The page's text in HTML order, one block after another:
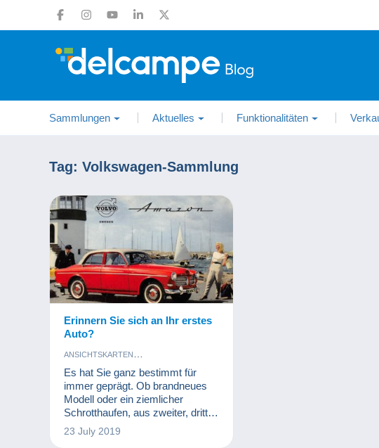
Sammlungen Aktuelles Funktionalitäten
Tag: Volkswagen-Sammlung
Erinnern Sie sich an Ihr erstes
Auto?
ANSICHTSKARTEN
MODELLBAU UND MODELLTECHNIK
SPIELZEUG
Es hat Sie ganz bestimmt für
immer geprägt. Ob brandneues
Modell oder ein ziemlicher
Schrotthaufen, aus zweiter, dritter
oder sechster Hand: Ihr erstes
Auto war vom ersten Moment an
23 July 2019